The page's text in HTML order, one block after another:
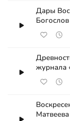
Дары
Богослов
журнала
Матвеева